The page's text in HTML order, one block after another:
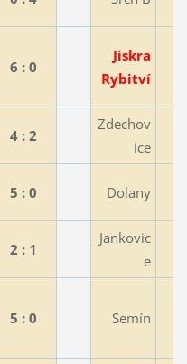
6 : 0
Jiskra
Rybitví
4 : 2
Zdechov
ice
5 : 0 Dolany
2 : 1
Jankovic
e
5 : 0 Semín